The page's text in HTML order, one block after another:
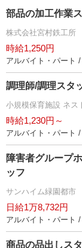
部品の加工作業
株式会社宮村鉄工所
時給1,250円
アルバイト・パート
調理師/調理スタ
小規模保育施設 ネス
時給1,230円～
アルバイト・パート
障害者グループ
ッフ
サンハイム緑園都市
日給1万8,732円
アルバイト・パート
商品の品出しス